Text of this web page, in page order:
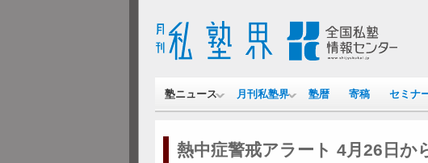
塾ニュース 月刊私塾界 塾暦 寄稿 セミナ
熱中症警戒アラート 4月26日か